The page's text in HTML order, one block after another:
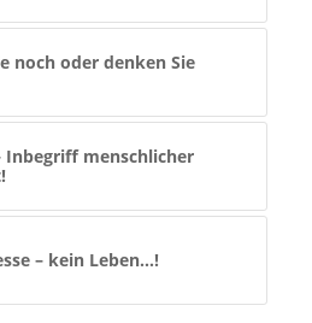
noch oder denken Sie
Inbegriff menschlicher
– kein Leben…!